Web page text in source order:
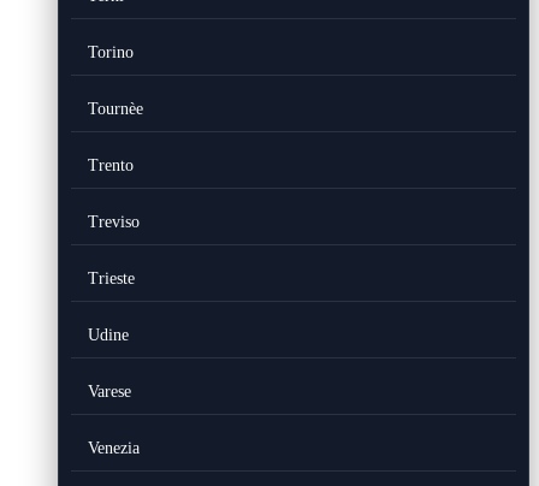
Torino
Tournèe
Trento
Treviso
Trieste
Udine
Varese
Venezia